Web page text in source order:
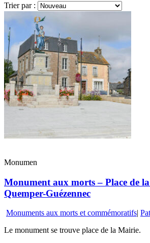
Trier par :
Monumen
Monument aux morts – Place de
Quemper-Guézennec
Monuments aux morts et commémoratifs|
Le monument se trouve place de la Mairie.